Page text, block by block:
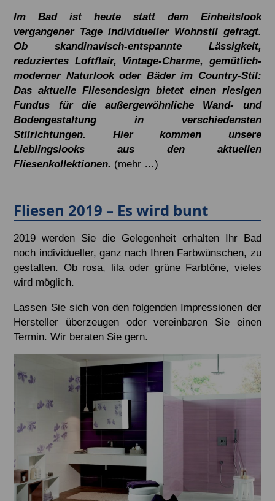
Im Bad ist heute statt dem Einheitslook
vergangener Tage individueller Wohnstil gefragt.
Ob skandinavisch-entspannte Lässigkeit,
reduziertes Loftflair, Vintage-Charme, gemütlich-
moderner Naturlook oder Bäder im Country-Stil:
Das aktuelle Fliesendesign bietet einen riesigen
Fundus für die außergewöhnliche Wand- und
Bodengestaltung in verschiedensten
Stilrichtungen. Hier kommen unsere
Lieblingslooks aus den aktuellen
Fliesenkollektionen. (mehr …)
Fliesen 2019 – Es wird bunt
2019 werden Sie die Gelegenheit erhalten Ihr Bad
noch individueller, ganz nach Ihren Farbwünschen, zu
gestalten. Ob rosa, lila oder grüne Farbtöne, vieles
wird möglich.
Lassen Sie sich von den folgenden Impressionen der
Hersteller überzeugen oder vereinbaren Sie einen
Termin. Wir beraten Sie gern.